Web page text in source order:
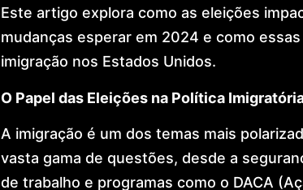
Este artigo explora como as eleições
mudanças esperar em 2024 e como
imigração nos Estados Unidos.
O Papel das Eleições na Política
A imigração é um dos temas mais
vasta gama de questões, desde a
de trabalho e programas como o DACA